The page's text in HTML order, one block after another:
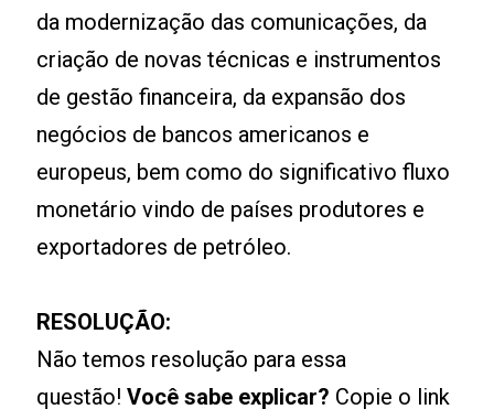
da modernização das comunicações, da
criação de novas técnicas e instrumentos
de gestão financeira, da expansão dos
negócios de bancos americanos e
europeus, bem como do significativo fluxo
monetário vindo de países produtores e
exportadores de petróleo.
RESOLUÇÃO:
Não temos resolução para essa
questão!Você sabe explicar? Copie o link